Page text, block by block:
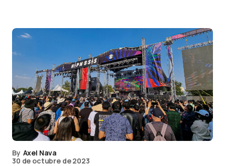
By Axel Nava
30 de octubre de 2023